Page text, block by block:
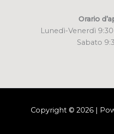
Orario
Lunedì-Venerdì
Sabato
Copyright © 2026 |